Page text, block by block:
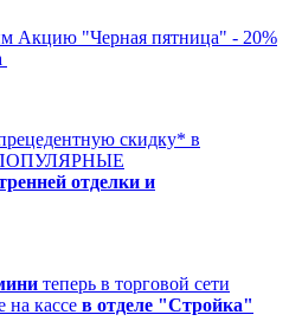
Акцию "Черная пятница" - 20%
скидку* в
отделки и
теперь в торговой сети
на кассе в отделе "Стройка"